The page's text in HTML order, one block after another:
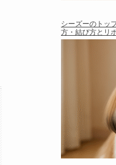
シーズーのトッ
方・結び方とリ